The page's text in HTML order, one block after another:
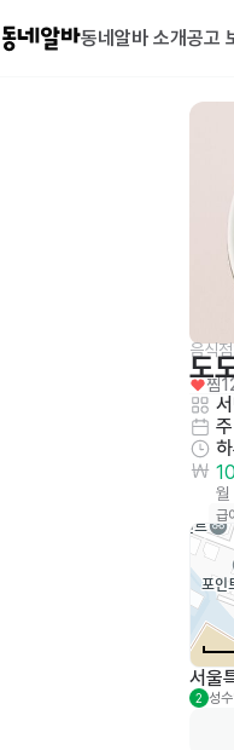
동네알바 소개공고
음식
도
찜
급
서울
2 성